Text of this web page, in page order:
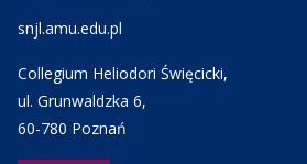
snjl.amu.edu.pl
Collegium Heliodori Święcicki,
ul. Grunwaldzka 6,
60-780 Poznań